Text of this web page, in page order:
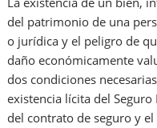
del patrimonio de una
o jurídica y el peligro de
daño económicamente
dos condiciones
existencia lícita del
del contrato de seguro y